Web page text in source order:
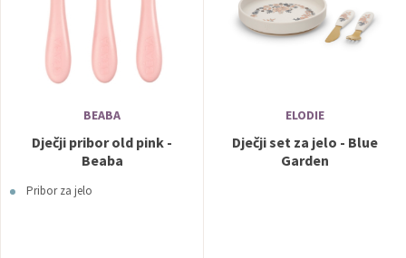
BEABA
Dječji pribor old pink -
Beaba
Pribor za jelo
ELODIE
Dječji set za jelo - Blue
Garden